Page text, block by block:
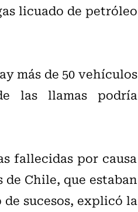
licuado de petróleo
más de 50 vehículos
las llamas podría
fallecidas por causa
Chile, que estaban
sucesos, explicó la